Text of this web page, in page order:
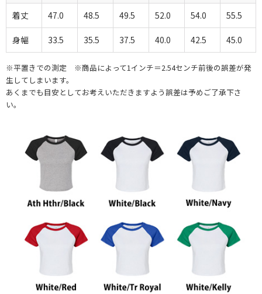
着丈 47.0 48.5 49.5 52.0 54.0 55.5
身幅 33.5 35.5 37.5 40.0 42.5 45.0
※平置きでの測定 ※商品によって1インチ＝2.54センチ前後の誤差が発
生してしまいます。
あくまでも目安としてお考えいただきますよう誤差は予めご了承下さ
い。